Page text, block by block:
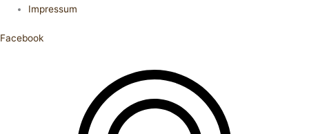
Impressum
Facebook